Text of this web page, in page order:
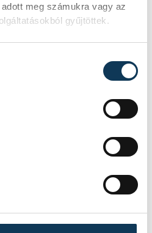
meg számukra vagy az
gyűjtöttek.